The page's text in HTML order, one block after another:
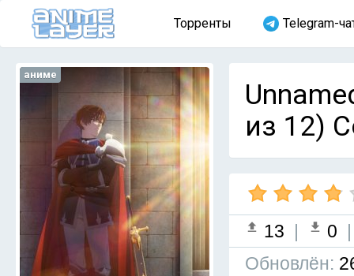
Торренты Telegram-
аниме
из 12)
13 | 0
Обновлён: